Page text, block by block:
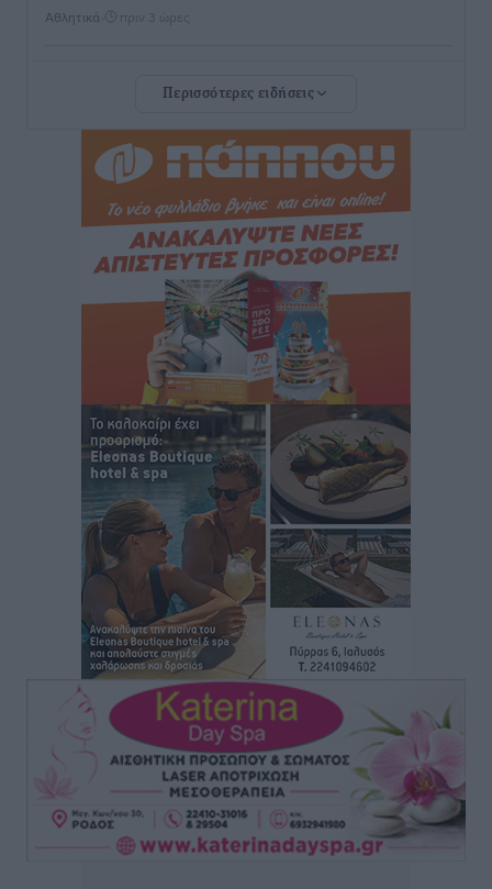
Αθλητικά πριν 3 ώρες
πριν 3 ώρες
Γ.Σ. Διαγόρας: Εντατική προετοιμασία και επιστροφή
πριν 3 ώρες
Εθνική Ανδρών: Ραντεβού στο Telekom Center Athens
Αθλητικά• πριν 3 ώρες
ΕΠΟ: Απέσυρε τη στήριξή της στην υποψηφιότητα
του Ινφαντίνο
Αθλητικά• πριν 3 ώρες
Φοίβος Κω: Το «ευχαριστώ» για το 9ο Kos 3X3
Basketball Festival
Αθλητικά• πριν 3 ώρες
6ο Kalymnos 3X3: Ολοκληρώθηκε με μεγάλη επιτυχία,
νικητές οι VAR!
Αθλητικά• πριν 3 ώρες
Νέα αεροσκάφη, drones, δασοκομάντος: Τι έχει
αλλάξει στην Πολιτική Προστασί
Ειδήσεις πριν 4 ώρες
Άδωνις Γεωργιάδης στον RV: “Στο υπουργείο
εξετάζουμε την θεσμοθέτηση τρίτης κατηγορίας
Περισσότερες ειδήσεις